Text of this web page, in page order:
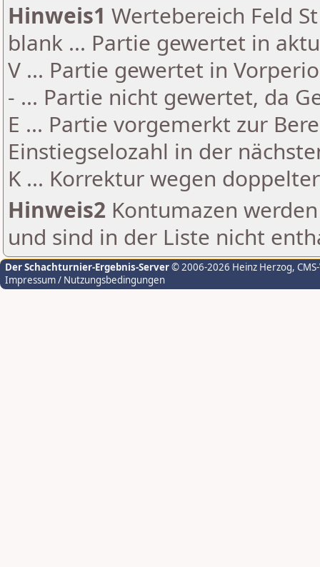
Hinweis1 Wertebereich Feld
blank ... Partie gewertet in
V ... Partie gewertet in
- ... Partie nicht gewertet, da
E ... Partie vorgemerkt zur
Einstiegselozahl in der
K ... Korrektur wegen
Hinweis2 Kontumazen
und sind in der Liste nicht
Der Schachturnier-Ergebnis-Server© 2006-2026 Heinz Herzog,
Impressum / Nutzungsbedingungen